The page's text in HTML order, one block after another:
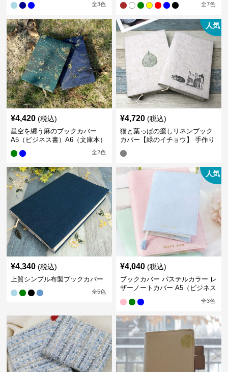
全3色 全7色
¥4,420 (税込)
星空を纏う麻のブックカバー
A5（ビジネス書）A6（文庫本）
全2色
人気
¥4,720 (税込)
猫と葉っぱの癒しリネンブック
カバー【緑のイチョウ】 手作り
¥4,340 (税込)
上質シンプル布製ブックカバー
全5色
人気
¥4,040 (税込)
ブックカバー パステルカラー レ
ザーノートカバー A5（ビジネス
全3色